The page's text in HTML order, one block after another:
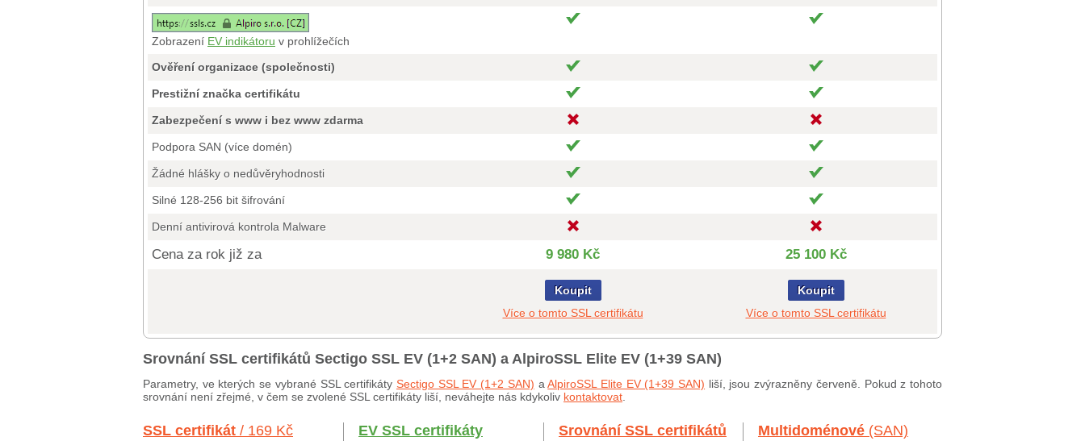
Zobrazení EV indikátoru v prohlížečích
Ověření organizace (společnosti)
Prestižní značka certifikátu
Zabezpečení s www i bez www zdarma
Podpora SAN (více domén)
Žádné hlášky o nedůvěryhodnosti
Silné 128-256 bit šifrování
Denní antivirová kontrola Malware
Cena za rok již za 9 980 Kč 25 100 Kč
Koupit
Více o tomto SSL certifikátu
Koupit
Více o tomto SSL certifikátu
Srovnání SSL certifikátů Sectigo SSL EV (1+2 SAN) a AlpiroSSL Elite EV (1+39 SAN)
Parametry, ve kterých se vybrané SSL certifikáty Sectigo SSL EV (1+2 SAN) aAlpiroSSL Elite EV (1+39 SAN) liší, jsou zvýrazněny červeně. Pokud z tohoto
srovnání není zřejmé, v čem se zvolené SSL certifikáty liší, neváhejte nás kdykoliv kontaktovat
SSL certifikát / 169 Kč EV SSL certifikáty Srovnání SSL certifikátů Multidoménové (SAN)